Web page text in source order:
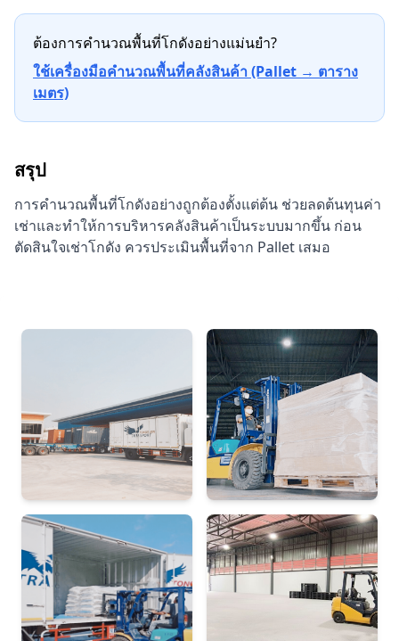
ต้องการคำนวณพื้นที่โกดังอย่างแม่นยำ?
ใช้เครื่องมือคำนวณพื้นที่คลังสินค้า (Pallet → ตาราง
เมตร)
สรุป
การคำนวณพื้นที่โกดังอย่างถูกต้องตั้งแต่ต้น ช่วยลดต้นทุนค่า
เช่าและทำให้การบริหารคลังสินค้าเป็นระบบมากขึ้น ก่อน
ตัดสินใจเช่าโกดัง ควรประเมินพื้นที่จาก Pallet เสมอ